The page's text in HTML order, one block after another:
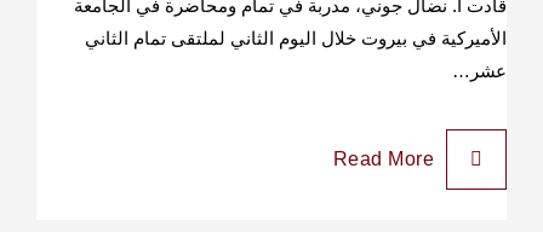
قادت أ. نضال جوني، مدربة في تمام ومحاضرة في الجامعة
الأميركية في بيروت خلال اليوم الثاني لملتقى تمام الثاني
عشر…
Read More